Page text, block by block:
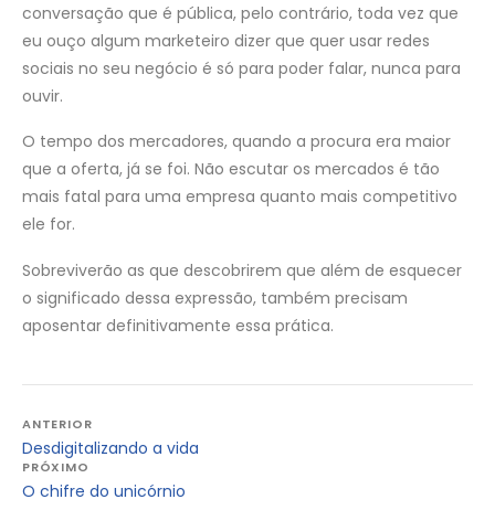
conversação que é pública, pelo contrário, toda vez que
eu ouço algum marketeiro dizer que quer usar redes
sociais no seu negócio é só para poder falar, nunca para
ouvir.
O tempo dos mercadores, quando a procura era maior
que a oferta, já se foi. Não escutar os mercados é tão
mais fatal para uma empresa quanto mais competitivo
ele for.
Sobreviverão as que descobrirem que além de esquecer
o significado dessa expressão, também precisam
aposentar definitivamente essa prática.
Navegação
de
Post
ANTERIOR
Desdigitalizando a vida
PRÓXIMO
O chifre do unicórnio